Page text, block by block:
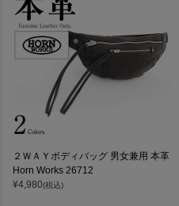
２ＷＡＹボディバッグ 男女兼用 本革
Horn Works 26712
¥4,980(税込)